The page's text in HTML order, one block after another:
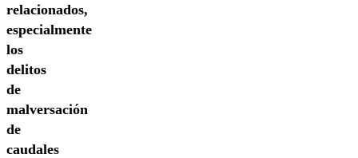
relacionados,
especialmente
los
delitos
de
malversación
de
caudales